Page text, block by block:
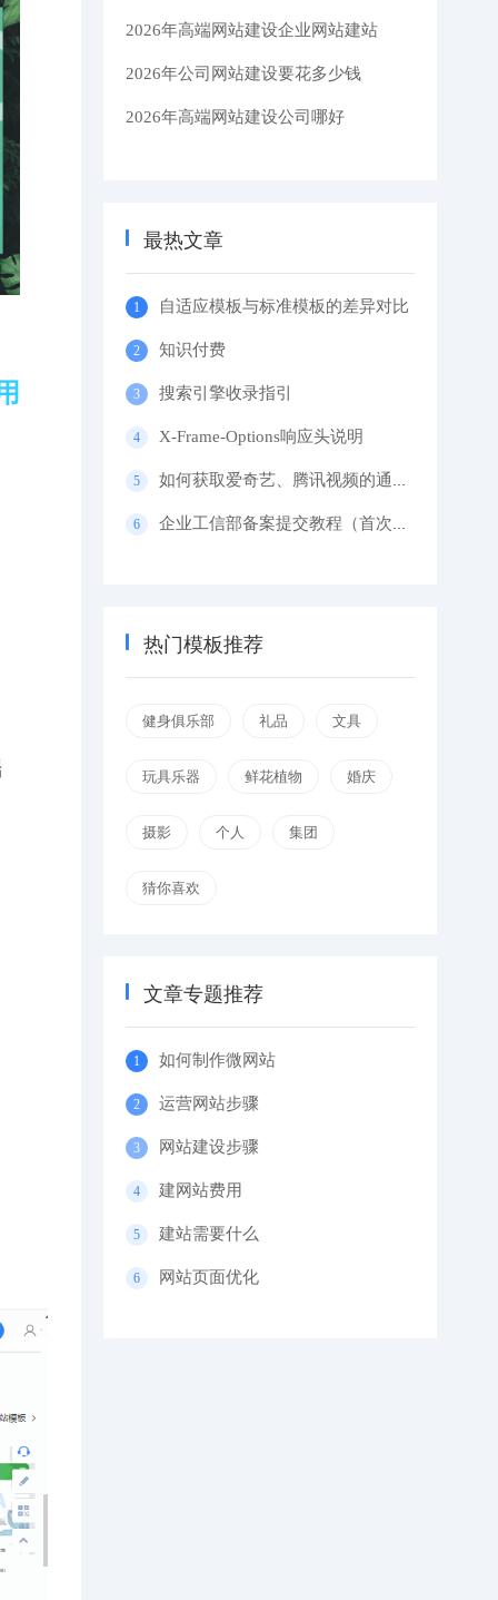
2026年高端网站建设企业网站建站
2026年公司网站建设要花多少钱
2026年高端网站建设公司哪好
最热文章
自适应模板与标准模板的差异对比
知识付费
搜索引擎收录指引
X-Frame-Options响应头说明
如何获取爱奇艺、腾讯视频的通用代码？
企业工信部备案提交教程（首次备案）
热门模板推荐
健身俱乐部 礼品 文具
玩具乐器 鲜花植物 婚庆
摄影 个人 集团
猜你喜欢
文章专题推荐
如何制作微网站
运营网站步骤
网站建设步骤
建网站费用
建站需要什么
网站页面优化